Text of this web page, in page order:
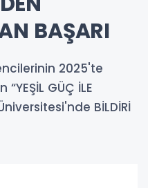
BAŞARI
2025'te
GÜÇ İLE
BİLDİRİ